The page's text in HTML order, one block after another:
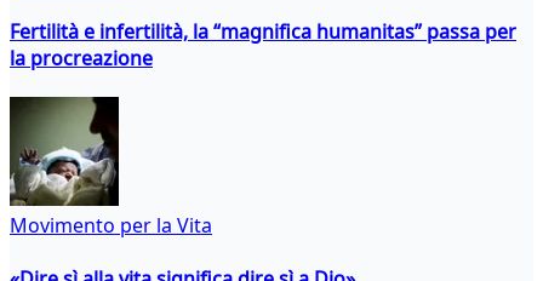
Fertilità e infertilità, la “magnifica humanitas” passa per
la procreazione
Movimento per la Vita